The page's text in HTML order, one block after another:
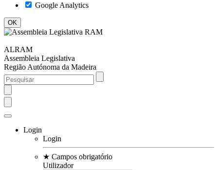
Google Analytics
ALRAM
Assembleia Legislativa
Região Autónoma da Madeira
Login
Login
★ Campos obrigatório
Utilizador